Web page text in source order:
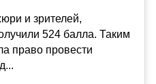
и зрителей,
524 балла. Таким
право провести